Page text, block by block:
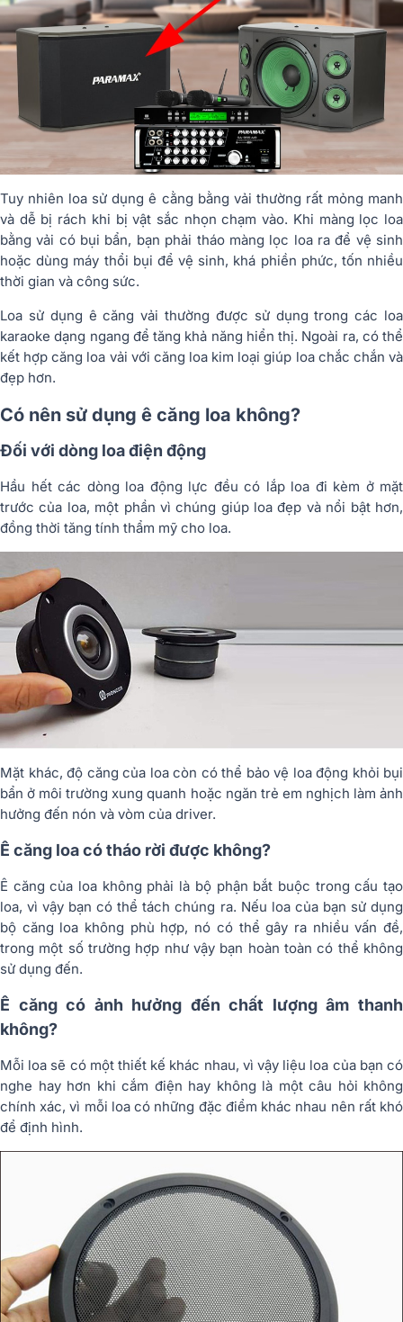
Tuy nhiên loa sử dụng ê cằng bằng vải thường rất mỏng manh
và dễ bị rách khi bị vật sắc nhọn chạm vào. Khi màng lọc loa
bằng vải có bụi bẩn, bạn phải tháo màng lọc loa ra để vệ sinh
hoặc dùng máy thổi bụi để vệ sinh, khá phiền phức, tốn nhiều
thời gian và công sức.
Loa sử dụng ê căng vải thường được sử dụng trong các loa
karaoke dạng ngang để tăng khả năng hiển thị. Ngoài ra, có thể
kết hợp căng loa vải với căng loa kim loại giúp loa chắc chắn và
đẹp hơn.
Có nên sử dụng ê căng loa không?
Đối với dòng loa điện động
Hầu hết các dòng loa động lực đều có lắp loa đi kèm ở mặt
trước của loa, một phần vì chúng giúp loa đẹp và nổi bật hơn,
đồng thời tăng tính thẩm mỹ cho loa.
Mặt khác, độ căng của loa còn có thể bảo vệ loa động khỏi bụi
bẩn ở môi trường xung quanh hoặc ngăn trẻ em nghịch làm ảnh
hưởng đến nón và vòm của driver.
Ê căng loa có tháo rời được không?
Ê căng của loa không phải là bộ phận bắt buộc trong cấu tạo
loa, vì vậy bạn có thể tách chúng ra. Nếu loa của bạn sử dụng
bộ căng loa không phù hợp, nó có thể gây ra nhiều vấn đề,
trong một số trường hợp như vậy bạn hoàn toàn có thể không
sử dụng đến.
Ê căng có ảnh hưởng đến chất lượng âm thanh
không?
Mỗi loa sẽ có một thiết kế khác nhau, vì vậy liệu loa của bạn có
nghe hay hơn khi cắm điện hay không là một câu hỏi không
chính xác, vì mỗi loa có những đặc điểm khác nhau nên rất khó
để định hình.